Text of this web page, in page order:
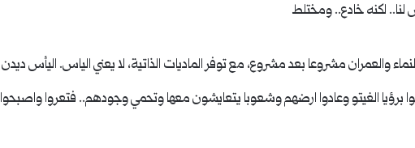
لكنه خادع.. ومختلط
والعمران مشروعا بعد مشروع، مع توفر الماديات الذاتية، لا يعني الياس. اليأس ديدن
برؤيا الغيتو وعادوا ارضهم وشعوبا يتعايشون معها وتحمي وجودهم.. فتعروا واصبحوا